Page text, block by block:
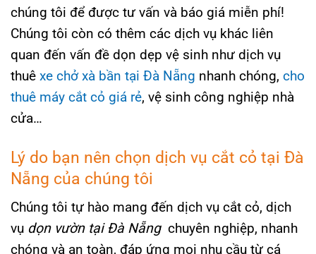
chúng tôi để được tư vấn và báo giá miễn phí!
Chúng tôi còn có thêm các dịch vụ khác liên
quan đến vấn đề dọn dẹp vệ sinh như dịch vụ
thuê xe chở xà bần tại Đà Nẵng nhanh chóng, cho
thuê máy cắt cỏ giá rẻ, vệ sinh công nghiệp nhà
cửa…
Lý do bạn nên chọn dịch vụ cắt cỏ tại Đà
Nẵng của chúng tôi
Chúng tôi tự hào mang đến dịch vụ cắt cỏ, dịch
vụ dọn vườn tại Đà Nẵngchuyên nghiệp, nhanh
chóng và an toàn, đáp ứng mọi nhu cầu từ cá